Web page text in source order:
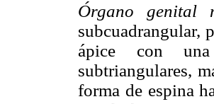
Órgano genital
subcuadrangular,
ápice con una
subtriangulares,
forma de espina